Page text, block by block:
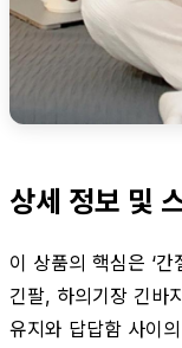
상세 정보 및
이 상품의 핵심은 ‘
긴팔, 하의기장 긴바
유지와 답답함 사이